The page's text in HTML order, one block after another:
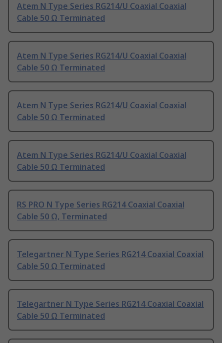
Atem N Type Series RG214/U Coaxial Coaxial
Cable 50 Ω Terminated
Atem N Type Series RG214/U Coaxial Coaxial
Cable 50 Ω Terminated
Atem N Type Series RG214/U Coaxial Coaxial
Cable 50 Ω Terminated
Atem N Type Series RG214/U Coaxial Coaxial
Cable 50 Ω Terminated
RS PRO N Type Series RG214 Coaxial Coaxial
Cable 50 Ω, Terminated
Telegartner N Type Series RG214 Coaxial Coaxial
Cable 50 Ω Terminated
Telegartner N Type Series RG214 Coaxial Coaxial
Cable 50 Ω Terminated